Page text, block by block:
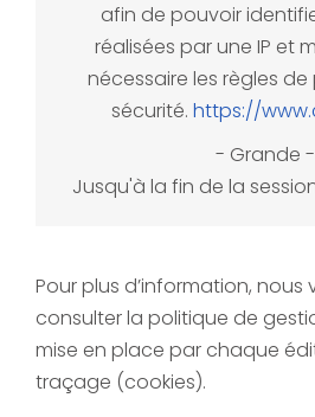
afin de pouvoir
réalisées par une IP et
nécessaire les règles
sécurité. https://
Jusqu'à la fin de la
Pour plus d’information, nous
consulter la politique de
mise en place par chaque
traçage (cookies).